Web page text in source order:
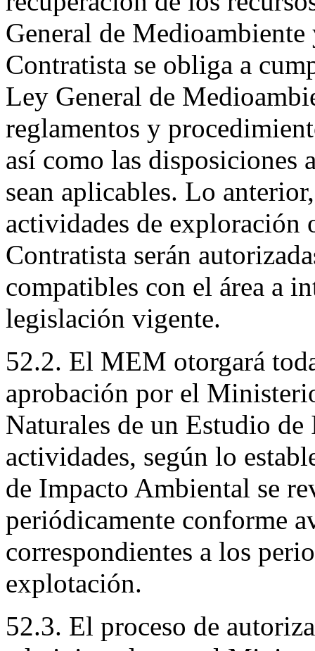
General de
Contratista se obliga a
Ley General de
reglamentos y
así como las disposiciones
sean aplicables. Lo
actividades de exploración
Contratista serán
compatibles con el área a
legislación vigente.
52.2. El MEM otorgará
aprobación por el
Naturales de un Estudio
actividades, según lo
de Impacto Ambiental se
periódicamente conforme
correspondientes a los
explotación.
52.3. El proceso de